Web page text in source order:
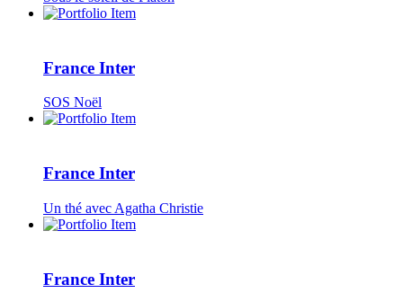
France Inter
SOS Noël
France Inter
Un thé avec Agatha Christie
France Inter